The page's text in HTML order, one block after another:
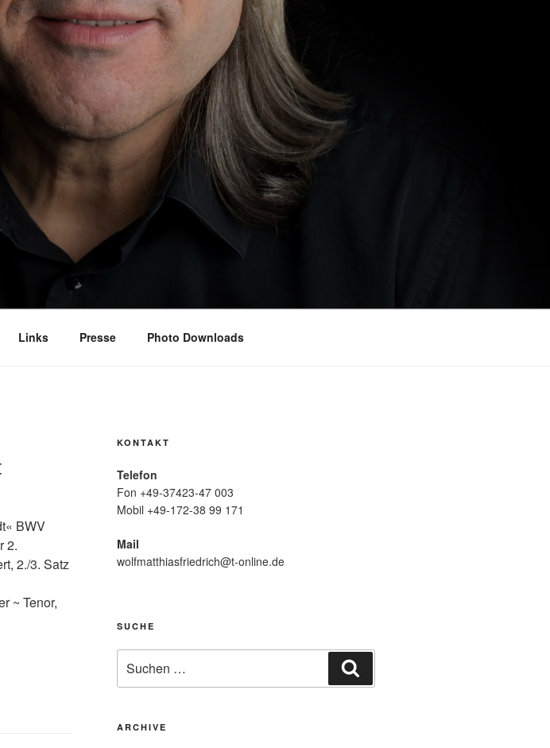
Links Presse Photo Downloads
BWV
2.
2./3. Satz
~ Tenor,
KONTAKT
Telefon
Fon +49-37423-47 003
Mobil +49-172-38 99 171
Mail
wolfmatthiasfriedrich@t-online.de
SUCHE
nach:
ARCHIVE